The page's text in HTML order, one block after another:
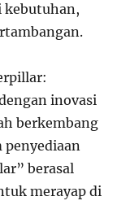
kebutuhan,
inovasi
berkembang
penyediaan
berasal
merayap di